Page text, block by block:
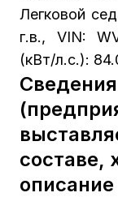
Легковой
г.в., VIN:
(кВт/л.с.):
составе,
описание